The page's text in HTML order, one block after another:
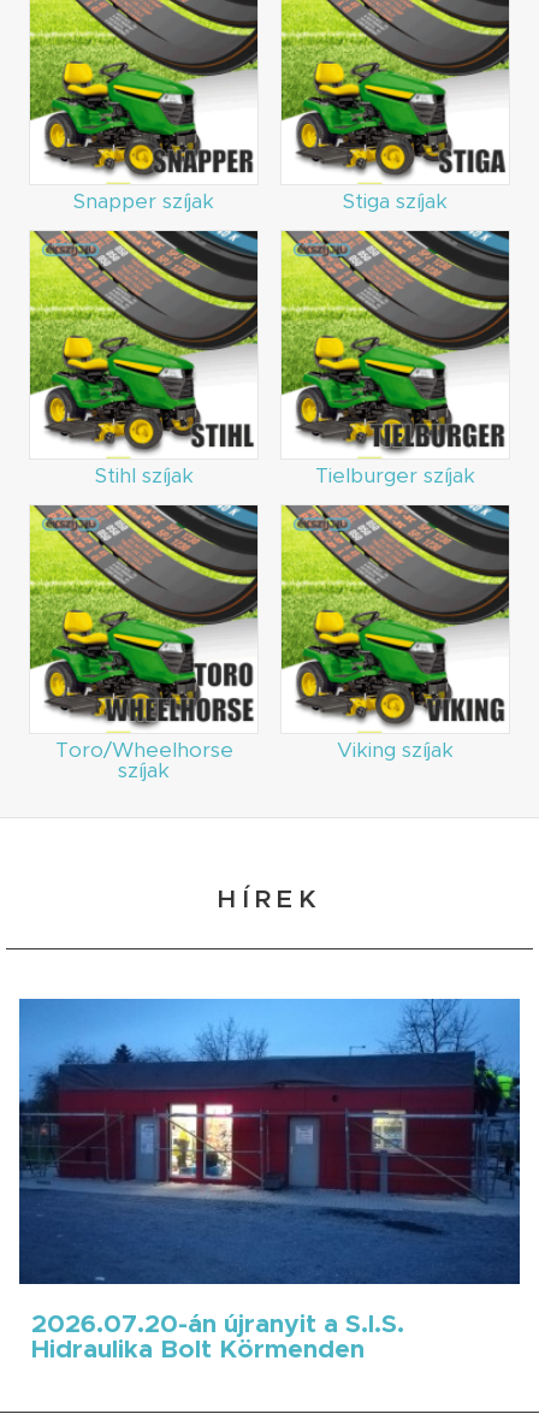
Snapper szíjak Stiga szíjak
Stihl szíjak Tielburger szíjak
Toro/Wheelhorse
szíjak
Viking szíjak
HÍREK
2026.07.20-án újranyit a S.I.S.
Hidraulika Bolt Körmenden